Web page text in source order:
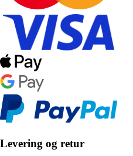
Levering og retur